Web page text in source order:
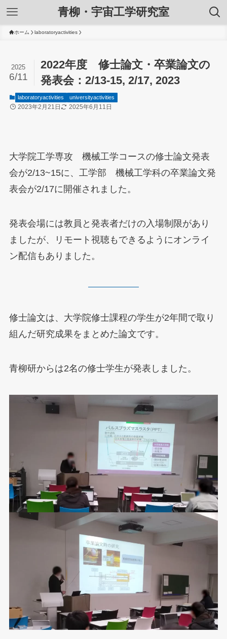
青柳・宇宙工学研究室
ホーム laboratoryactivities
2022年度 修士論文・卒業論文の
発表会：2/13-15, 2/17, 2023
2025
6/11
laboratoryactivities universityactivities
2023年2月21日 2025年6月11日
大学院工学専攻 機械工学コースの修士論文発表
会が2/13~15に、工学部 機械工学科の卒業論文発
表会が2/17に開催されました。
発表会場には教員と発表者だけの入場制限があり
ましたが、リモート視聴もできるようにオンライ
ン配信もありました。
修士論文は、大学院修士課程の学生が2年間で取り
組んだ研究成果をまとめた論文です。
青柳研からは2名の修士学生が発表しました。